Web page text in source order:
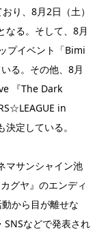
り、8月2日（土）
なる。そして、8月
プイベント「Bimi
る。その他、8月
『The Dark
in
定している。
マサンシャイン池
グヤ』のエンディ
から目が離せな
などで発表され